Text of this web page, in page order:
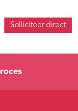
Solliciteer direct